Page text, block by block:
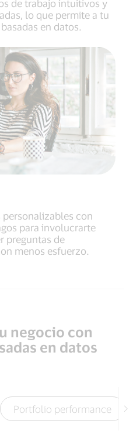
de trabajo intuitivos y
lo que permite a tu
en datos.
con
para involucrarte
preguntas de
menos esfuerzo.
negocio con
en datos
Portfolio performance